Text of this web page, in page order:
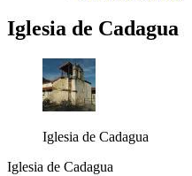
Iglesia de Cadagua
Iglesia de Cadagua
Iglesia de Cadagua